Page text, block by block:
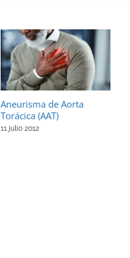
Aneurisma de Aorta
Torácica (AAT)
11 julio 2012